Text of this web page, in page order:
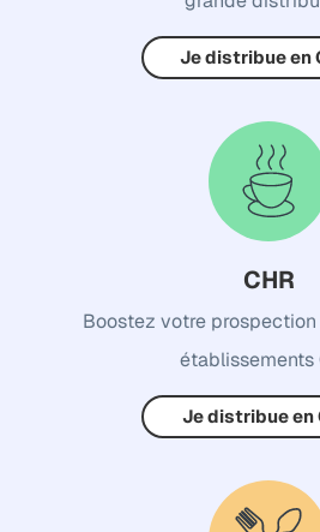
Je distribue en
CHR
Boostez votre
établissements
Je distribue en